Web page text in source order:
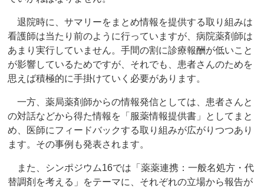
退院時に、サマリーをまとめ情報を提供する取り組みは
看護師は当たり前のように行っていますが、病院薬剤師は
あまり実行していません。手間の割に診療報酬が低いこと
が影響しているためですが、それでも、患者さんのためを
思えば積極的に手掛けていく必要があります。
一方、薬局薬剤師からの情報発信としては、患者さんと
の対話などから得た情報を「服薬情報提供書」としてまと
め、医師にフィードバックする取り組みが広がりつつあり
ます。その事例も発表されます。
また、シンポジウム16では「薬薬連携：一般名処方・代
替調剤を考える」をテーマに、それぞれの立場から報告が